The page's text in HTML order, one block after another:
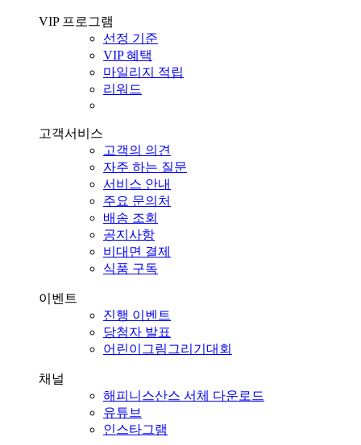
VIP 프로그램
선정 기준
VIP 혜택
마일리지 적립
리워드
고객서비스
고객의 의견
자주 하는 질문
서비스 안내
주요 문의처
배송 조회
공지사항
비대면 결제
식품 구독
이벤트
진행 이벤트
당첨자 발표
어린이그림그리기대회
채널
해피니스산스 서체 다운로드
유튜브
인스타그램